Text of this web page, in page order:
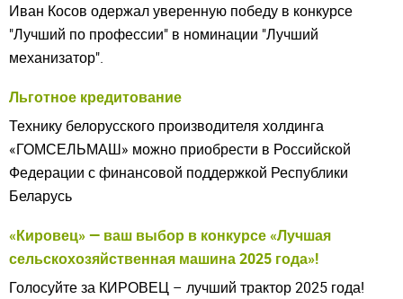
Иван Косов одержал уверенную победу в конкурсе
"Лучший по профессии" в номинации "Лучший
механизатор".
Льготное кредитование
Технику белорусского производителя холдинга
«ГОМСЕЛЬМАШ» можно приобрести в Российской
Федерации с финансовой поддержкой Республики
Беларусь
«Кировец» — ваш выбор в конкурсе «Лучшая
сельскохозяйственная машина 2025 года»!
Голосуйте за КИРОВЕЦ – лучший трактор 2025 года!